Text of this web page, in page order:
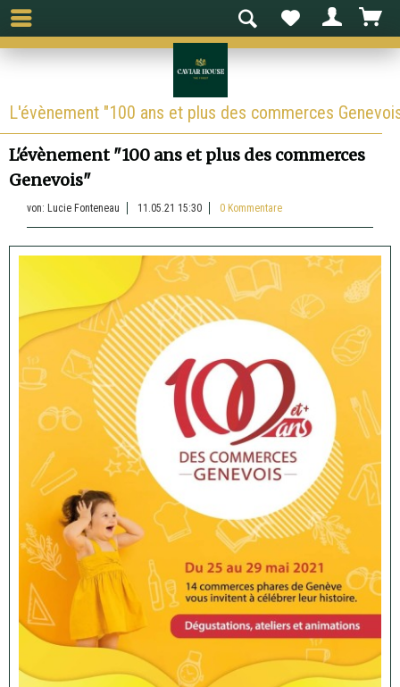
L'évènement "100 ans et plus des commerces
L'évènement "100 ans et plus des commerces
Genevois"
von: Lucie Fonteneau 11.05.21 15:30 0 Kommentare